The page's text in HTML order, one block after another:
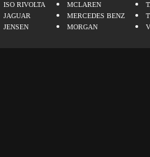
ISO RIVOLTA
JAGUAR
JENSEN
MCLAREN
MERCEDES BENZ
MORGAN